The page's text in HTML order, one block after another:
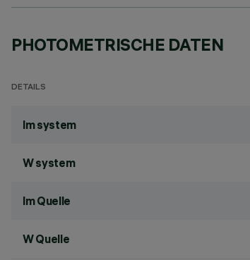
PHOTOMETRISCHE DATEN
DETAILS
lm system
W system
lm Quelle
W Quelle